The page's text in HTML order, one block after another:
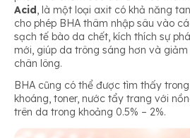
Acid, là một loại axit có khả năng
cho phép BHA thâm nhập sâu vào
sạch tế bào da chết, kích thích sự
mới, giúp da trông sáng hơn và
chân lông.
BHA cũng có thể được tìm thấy
khoáng, toner, nước tẩy trang với
trên da trong khoảng 0.5% – 2%.